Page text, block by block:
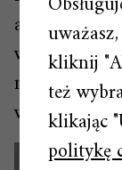
ale także
magii, której
w tym
kliknij
też
klikając
politykę